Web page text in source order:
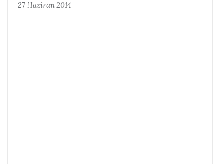
27 Haziran 2014